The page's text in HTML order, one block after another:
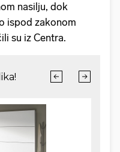
nasilju, dok
ispod zakonom
su iz Centra.